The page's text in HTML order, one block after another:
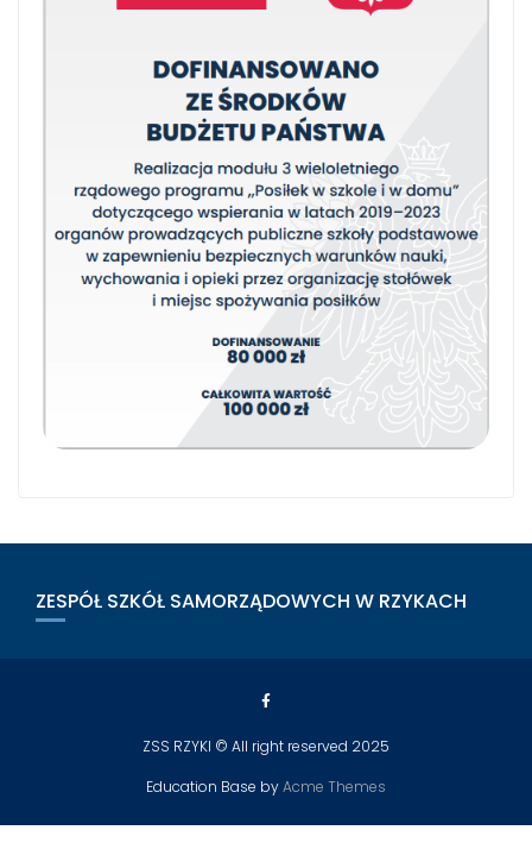
ZESPÓŁ SZKÓŁ SAMORZĄDOWYCH W RZYKACH
ZSS RZYKI © All right reserved 2025
Education Base byAcme Themes